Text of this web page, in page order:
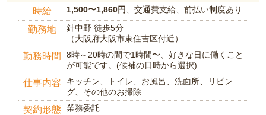
時給 1,500〜1,860円 、交通費支給、前払い制度あり
勤務地
針中野 徒歩5分
（大阪府大阪市東住吉区付近）
勤務時間
8時～20時の間で1時間〜、好きな日に働くこと
が可能です。(候補の日時から選択)
仕事内容
キッチン、トイレ、お風呂、洗面所、リビン
グ、その他のお掃除
契約形態 業務委託